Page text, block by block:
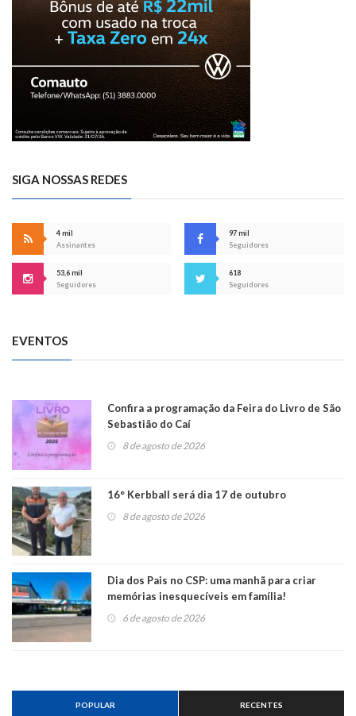
SIGA NOSSAS REDES
4 mil
Assinantes
97 mil
Seguidores
53,6 mil
Seguidores
618
Seguidores
EVENTOS
Confira a programação da Feira do Livro de São
Sebastião do Caí
8 de agosto de 2026
16° Kerbball será dia 17 de outubro
8 de agosto de 2026
Dia dos Pais no CSP: uma manhã para criar
memórias inesquecíveis em família!
6 de agosto de 2026
POPULAR RECENTES